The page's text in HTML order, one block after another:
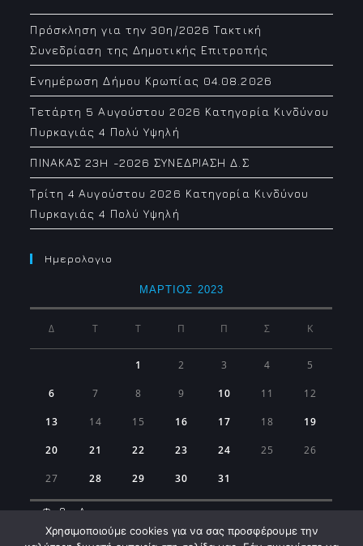
Πρόσκληση για την 30η/2026 Τακτική
Συνεδρίαση της Δημοτικής Επιτροπής
Ενημέρωση Δήμου Κρωπίας 04.08.2026
Τετάρτη 5 Αυγούστου 2026 Κατηγορία Κινδύνου
Πυρκαγιάς 4 Πολύ Υψηλή
ΠΙΝΑΚΑΣ 23H -2026 ΣΥΝΕΔΡΙΑΣΗ Δ.Σ
Τρίτη 4 Αυγούστου 2026 Κατηγορία Κινδύνου
Πυρκαγιάς 4 Πολύ Υψηλή
Ημερολογιο
ΜΆΡΤΙΟΣ 2023
Δ Τ Τ Π Π Σ Κ
1 2 3 4 5
6 7 8 9 10 11 12
13 14 15 16 17 18 19
20 21 22 23 24 25 26
27 28 29 30 31
« Φεβ Απρ »
Χρησιμοποιούμε cookies για να σας προσφέρουμε την